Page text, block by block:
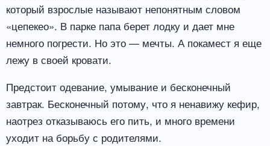
который взрослые называют непонятным словом
«цепекео». В парке папа берет лодку и дает мне
немного погрести. Но это — мечты. А покамест я еще
лежу в своей кровати.
Предстоит одевание, умывание и бесконечный
завтрак. Бесконечный потому, что я ненавижу кефир,
наотрез отказываюсь его пить, и много времени
уходит на борьбу с родителями.